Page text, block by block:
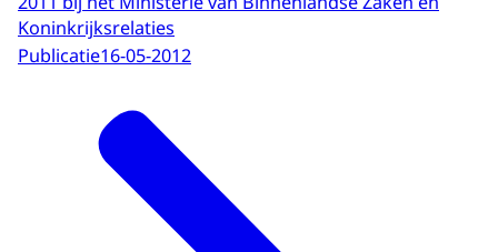
Koninkrijksrelaties
Publicatie16-05-2012